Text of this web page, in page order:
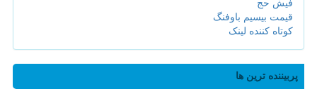
فیش حج
قیمت بیسیم باوفنگ
کوتاه کننده لینک
پربیننده ترین ها